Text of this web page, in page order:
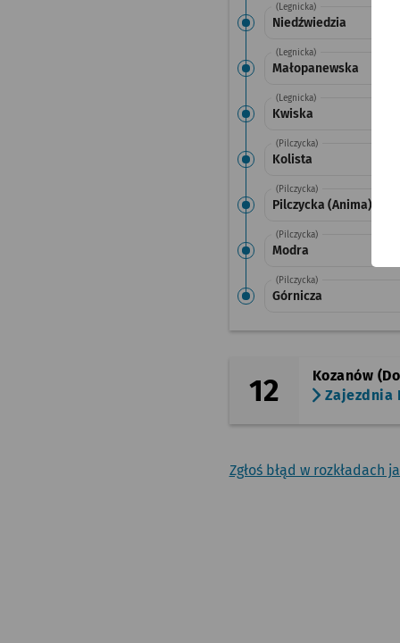
(Legnicka)
Niedźwiedzia
(Legnicka)
Małopanewska
(Legnicka)
Kwiska
(Pilczycka)
Kolista
(Pilczycka)
Pilczycka (Anima)
(Pilczycka)
Modra
(Pilczycka)
Górnicza
12
Kozanów
Zajezdnia
Zgłoś błąd w rozkładach